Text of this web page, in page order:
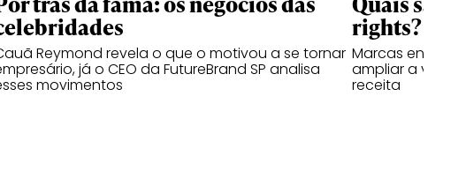
Reymond revela o que o motivou a se tornar
já o CEO da FutureBrand SP analisa
movimentos
rights?
Marcas entram
ampliar a
receita